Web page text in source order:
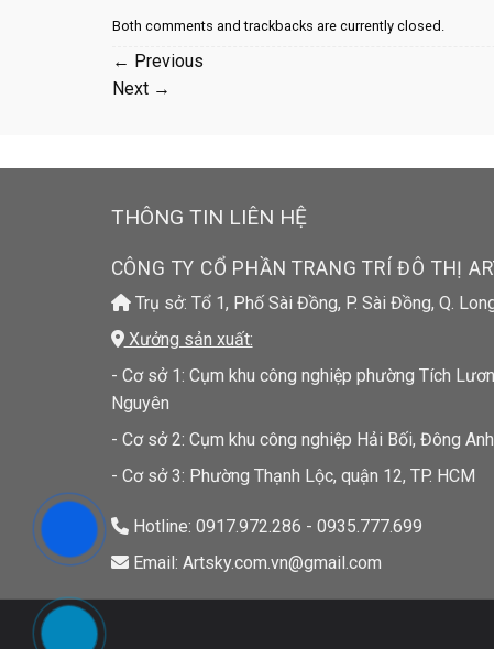
Both comments and trackbacks are currently closed.
← Previous
Next →
THÔNG TIN LIÊN HỆ
CÔNG TY CỔ PHẦN TRANG TRÍ ĐÔ THỊ
Trụ sở: Tổ 1, Phố Sài Đồng, P. Sài Đồng, Q.
Xưởng sản xuất:
- Cơ sở 1: Cụm khu công nghiệp phường Tích
Nguyên
- Cơ sở 2: Cụm khu công nghiệp Hải Bối, Đông
- Cơ sở 3: Phường Thạnh Lộc, quận 12, TP. HCM
Hotline: 0917.972.286 - 0935.777.699
Email: Artsky.com.vn@gmail.com